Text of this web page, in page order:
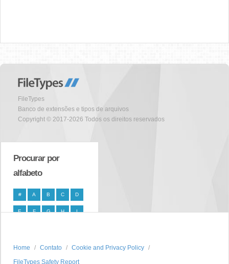
FileTypes
Banco de extensões e tipos de arquivos
Copyright © 2017-2026 Todos os direitos reservados
Procurar por
alfabeto
# A B C D
E F G H I
P S
T U V W X
Home Contato
Cookie and Privacy Policy
FileTypes Safety Report